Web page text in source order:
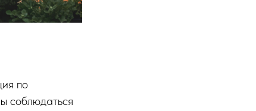
по
соблюдаться